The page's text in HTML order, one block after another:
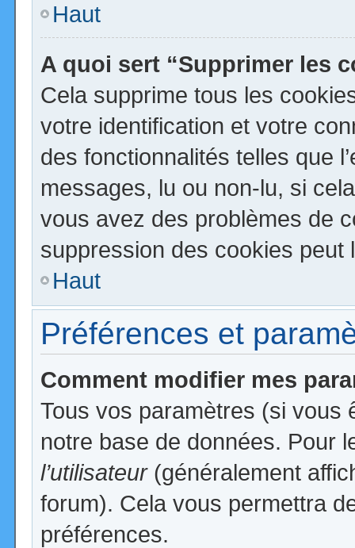
Haut
A quoi sert “Supprimer les
Cela supprime tous les
votre identification et votre
des fonctionnalités telles que
messages, lu ou non-lu, si
vous avez des problèmes de
suppression des cookies peut
Haut
Préférences et
Comment modifier mes
Tous vos paramètres (si vous
notre base de données. Pour
l’utilisateur(généralement
forum). Cela vous permettra
préférences.